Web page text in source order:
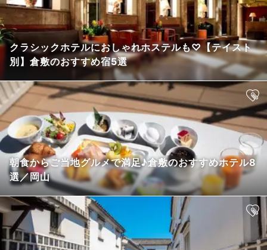
クラシックホテルにおしゃれホステルも♡【テイスト
別】倉敷のおすすめ宿5選
朝食からご当地グルメで満足♪倉敷のおすすめホテル8
選／岡山